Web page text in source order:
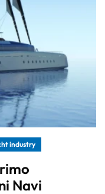
industry
Navi